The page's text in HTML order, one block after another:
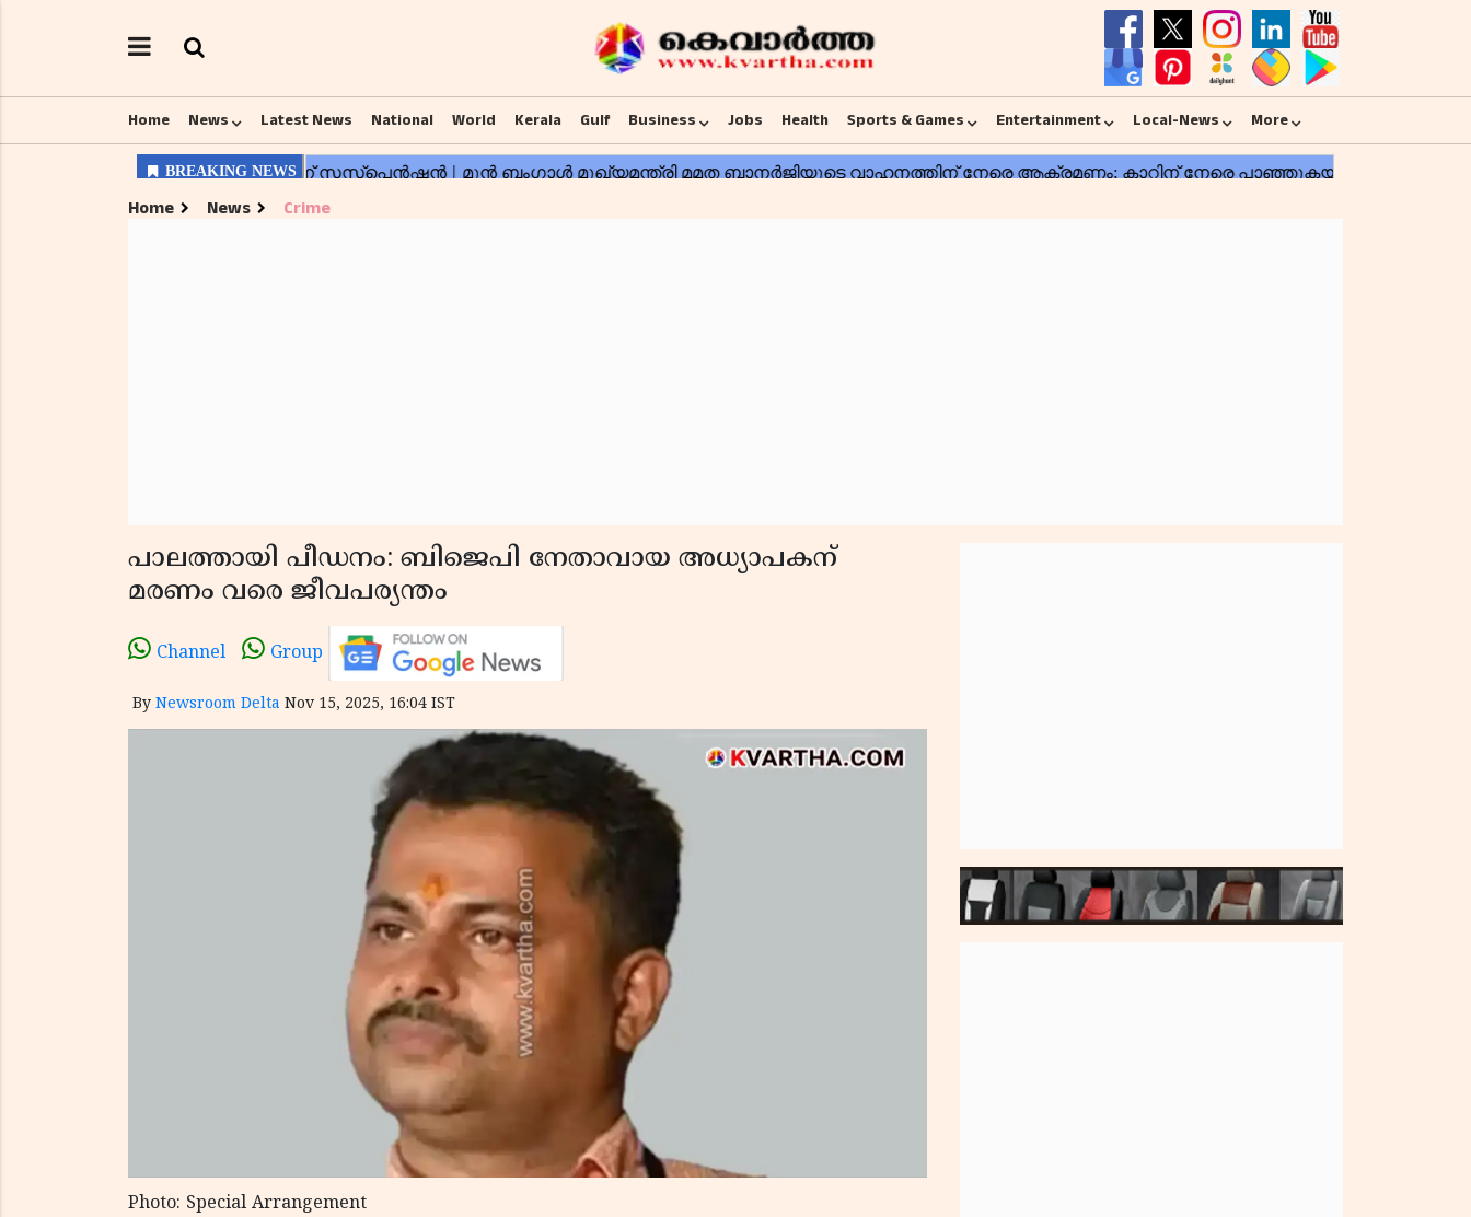
Home News Latest News National World Kerala Gulf Business Jobs Health Sports & Games Entertainment Local-News More
Home News Crime
പാലത്തായി പീഡനം: ബിജെപി നേതാവായ അധ്യാപകന്
മരണം വരെ ജീവപര്യന്തം
Channel Group
By Newsroom Delta Nov 15, 2025, 16:04 IST
Photo: Special Arrangement